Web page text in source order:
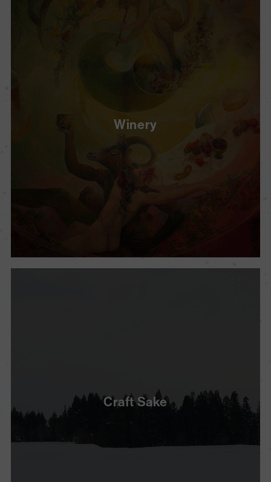
Winery
Craft Sake